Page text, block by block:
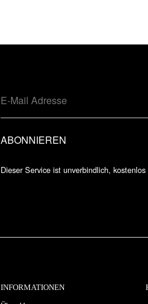
Dieser Service ist unverbindlich,
INFORMATIONEN